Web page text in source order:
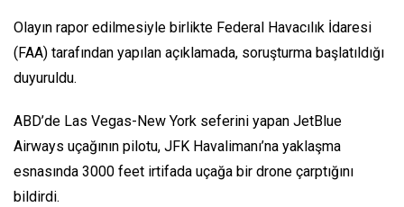
Olayın rapor edilmesiyle birlikte Federal Havacılık İdaresi
(FAA) tarafından yapılan açıklamada, soruşturma başlatıldığı
duyuruldu.
ABD’de Las Vegas-New York seferini yapan JetBlue
Airways uçağının pilotu, JFK Havalimanı’na yaklaşma
esnasında 3000 feet irtifada uçağa bir drone çarptığını
bildirdi.